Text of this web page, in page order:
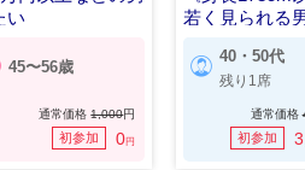
い
45〜56歳
通常価格1,000円
初参加 0円
若く見られる
40・50代
残り1席
通常価格
初参加